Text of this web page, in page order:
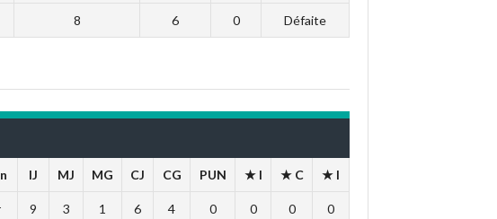
8 6 0 Défaite
IJ MJ MG CJ CG PUN ★ I ★ C ★ I
9 3 1 6 4 0 0 0 0